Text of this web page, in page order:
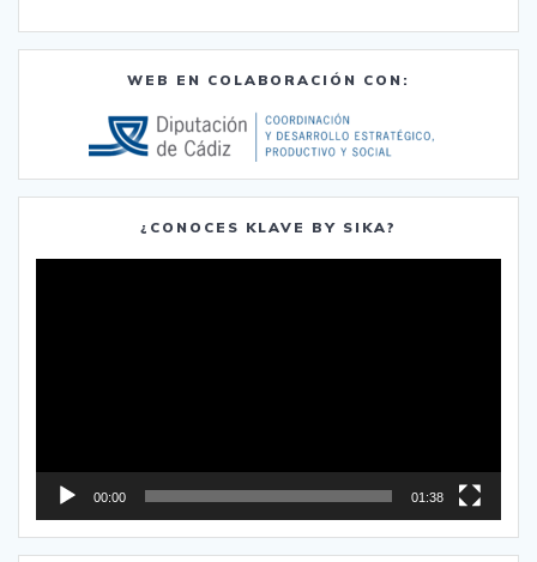
WEB EN COLABORACIÓN CON:
¿CONOCES KLAVE BY SIKA?
00:00 01:38